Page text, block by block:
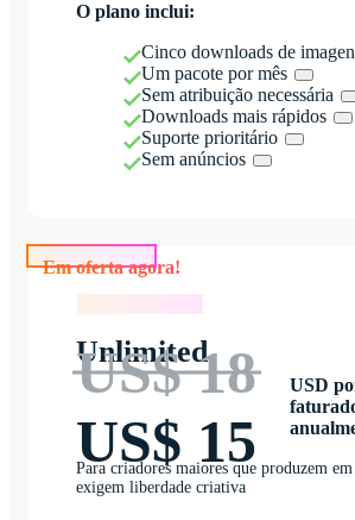
O plano inclui:
Cinco downloads de
Um pacote por mês
Sem atribuição necessária
Downloads mais rápidos
Suporte prioritário
Sem anúncios
Unlimited
US$ 18
US$ 15
USD
Para criadores maiores que produzem em
exigem liberdade criativa